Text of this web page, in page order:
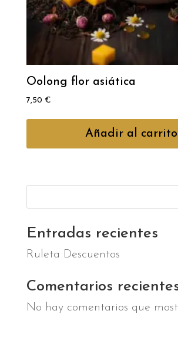
Oolong flor asiática
7,50 €
Añadir al carrito
Entradas recientes
Ruleta Descuentos
Comentarios
No hay comentarios que